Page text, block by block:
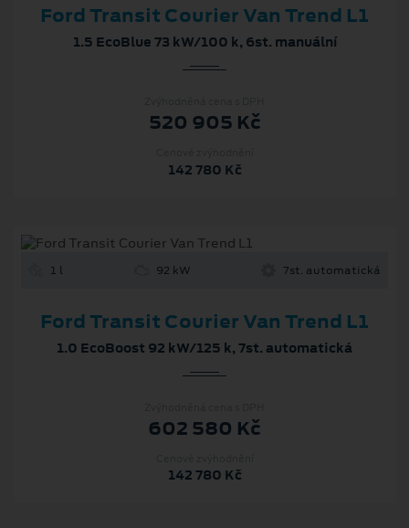
Ford Transit Courier Van Trend L1
1.5 EcoBlue 73 kW/100 k, 6st. manuální
520 905 Kč
142 780 Kč
1 l 92 kW 7st. automatická
Ford Transit Courier Van Trend L1
1.0 EcoBoost 92 kW/125 k, 7st. automatická
602 580 Kč
142 780 Kč